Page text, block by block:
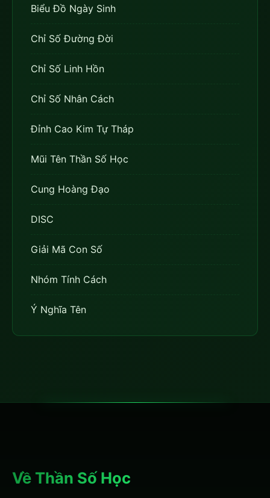
Biểu Đồ Ngày Sinh
Chỉ Số Đường Đời
Chỉ Số Linh Hồn
Chỉ Số Nhân Cách
Đỉnh Cao Kim Tự Tháp
Mũi Tên Thần Số Học
Cung Hoàng Đạo
DISC
Giải Mã Con Số
Nhóm Tính Cách
Ý Nghĩa Tên
Về Thần Số Học